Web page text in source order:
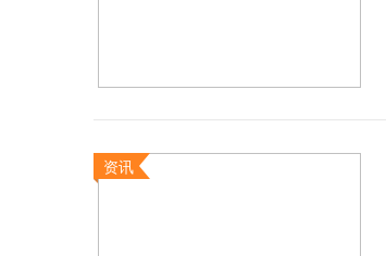
资讯